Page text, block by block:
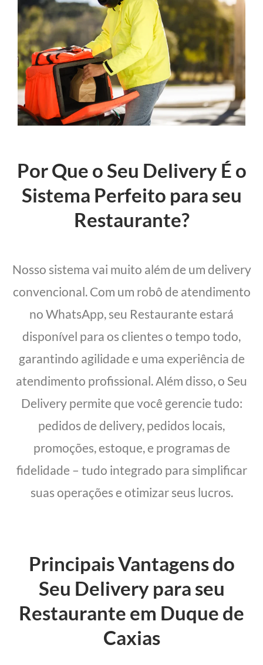
Por Que o Seu Delivery É o
Sistema Perfeito para seu
Restaurante?
Nosso sistema vai muito além de um delivery
convencional. Com um robô de atendimento
no WhatsApp, seu Restaurante estará
disponível para os clientes o tempo todo,
garantindo agilidade e uma experiência de
atendimento profissional. Além disso, o Seu
Delivery permite que você gerencie tudo:
pedidos de delivery, pedidos locais,
promoções, estoque, e programas de
fidelidade – tudo integrado para simplificar
suas operações e otimizar seus lucros.
Principais Vantagens do
Seu Delivery para seu
Restaurante em Duque de
Caxias